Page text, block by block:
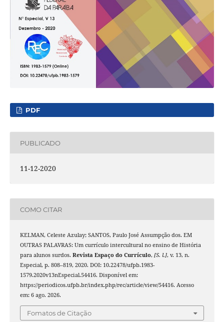
PDF
PUBLICADO
11-12-2020
COMO CITAR
KELMAN, Celeste Azulay; SANTOS, Paulo José Assumpção dos. EM
OUTRAS PALAVRAS: Um currículo intercultural no ensino de História
para alunos surdos. Revista Espaço do Currículo, [S. l.], v. 13, n.
Especial, p. 808–819, 2020. DOI: 10.22478/ufpb.1983-
1579.2020v13nEspecial.54416. Disponível em:
https://periodicos.ufpb.br/index.php/rec/article/view/54416. Acesso
em: 6 ago. 2026.
Fomatos de Citação